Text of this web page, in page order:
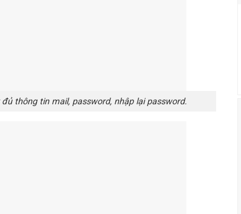
thông tin mail, password, nhập lại password.